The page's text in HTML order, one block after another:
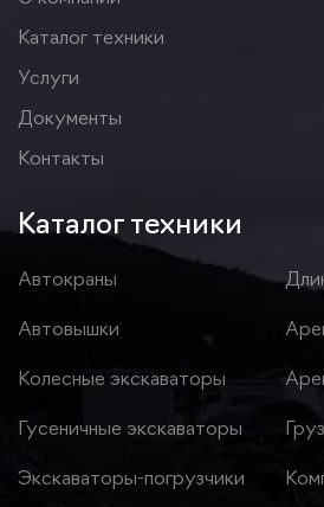
Каталог техники
Услуги
Документы
Контакты
Каталог техники
Автокраны
Автовышки
Колесные экскаваторы
Гусеничные экскаваторы
Экскаваторы-погрузчики